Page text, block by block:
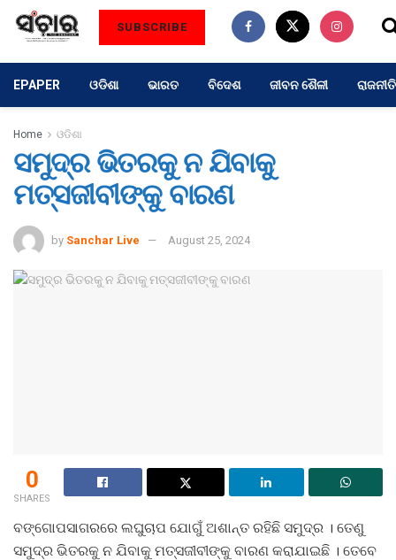
SUBSCRIBE
EPAPER ଓଡିଶା ଭାରତ ବିଦେଶ ଜୀବନ ଶୈଳୀ ରାଜନୀତି
Home ଓଡିଶା
ସମୁଦ୍ର ଭିତରକୁ ନ ଯିବାକୁ
ମତ୍ସଜୀବୀଙ୍କୁ ବାରଣ
by Sanchar Live August 25, 2024
0
SHARES
ବଙ୍ଗୋପସାଗରରେ ଲଘୁଚାପ ଯୋଗୁଁ ଅଶାନ୍ତ ରହିଛି ସମୁଦ୍ର । ତେଣୁ
ସମୁଦ୍ର ଭିତରକୁ ନ ଯିବାକୁ ମତ୍ସଜୀବୀଙ୍କୁ ବାରଣ କରାଯାଇଛି । ତେବେ